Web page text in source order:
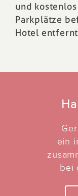
und
Parkplätze
Hotel
ein
bei